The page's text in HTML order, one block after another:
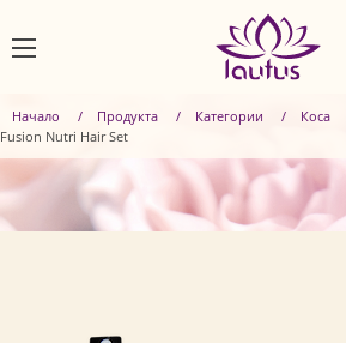
Начало Продуктa Категории Коса
Fusion Nutri Hair Set